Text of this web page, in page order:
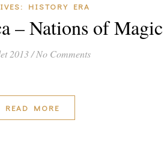
HISTORY ERA
– Nations of Magic
2013/ No Comments
READ MORE